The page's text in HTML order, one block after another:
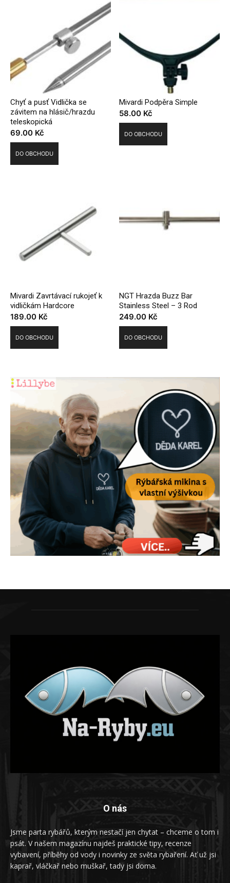
Chyť a pusť Vidlička se
závitem na hlásič/hrazdu
teleskopická
69.00 Kč
DO OBCHODU
Mivardi Podpěra Simple
58.00 Kč
DO OBCHODU
Mivardi Zavrtávací rukojeť k
vidličkám Hardcore
189.00 Kč
DO OBCHODU
NGT Hrazda Buzz Bar
Stainless Steel – 3 Rod
249.00 Kč
DO OBCHODU
O nás
Jsme parta rybářů, kterým nestačí jen chytat – chceme o tom i
psát. V našem magazínu najdeš praktické tipy, recenze
vybavení, příběhy od vody i novinky ze světa rybaření. Ať už jsi
kaprař, vláčkař nebo muškař, tady jsi doma.